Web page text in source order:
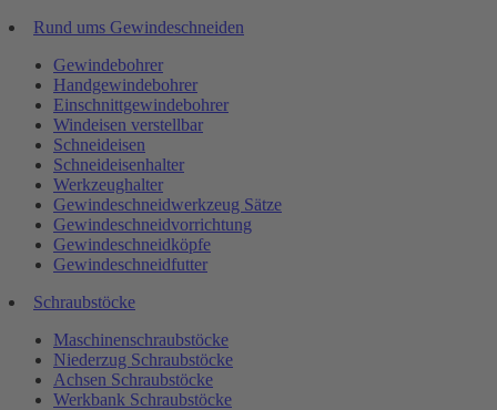
Rund ums Gewindeschneiden
Gewindebohrer
Handgewindebohrer
Einschnittgewindebohrer
Windeisen verstellbar
Schneideisen
Schneideisenhalter
Werkzeughalter
Gewindeschneidwerkzeug Sätze
Gewindeschneidvorrichtung
Gewindeschneidköpfe
Gewindeschneidfutter
Schraubstöcke
Maschinenschraubstöcke
Niederzug Schraubstöcke
Achsen Schraubstöcke
Werkbank Schraubstöcke